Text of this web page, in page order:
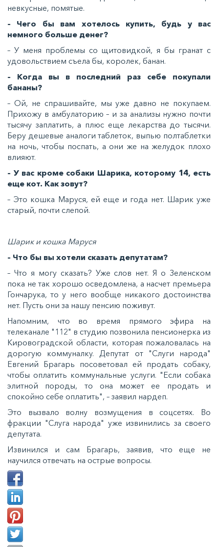
невкусные, помятые.
– Чего бы вам хотелось купить, будь у вас
немного больше денег?
– У меня проблемы со щитовидкой, я бы гранат с
удовольствием съела бы, королек, банан.
– Когда вы в последний раз себе покупали
бананы?
– Ой, не спрашивайте, мы уже давно не покупаем.
Прихожу в амбулаторию – и за анализы нужно почти
тысячу заплатить, а плюс еще лекарства до тысячи.
Беру дешевые аналоги таблеток, выпью полтаблетки
на ночь, чтобы поспать, а они же на желудок плохо
влияют.
– У вас кроме собаки Шарика, которому 14, есть
еще кот. Как зовут?
– Это кошка Маруся, ей еще и года нет. Шарик уже
старый, почти слепой.
Шарик и кошка Маруся
– Что бы вы хотели сказать депутатам?
– Что я могу сказать? Уже слов нет. Я о Зеленском
пока не так хорошо осведомлена, а насчет премьера
Гончарука, то у него вообще никакого достоинства
нет. Пусть они за нашу пенсию поживут.
Напомним, что во время прямого эфира на
телеканале "112" в студию позвонила пенсионерка из
Кировоградской области, которая пожаловалась на
дорогую коммуналку. Депутат от "Слуги народа"
Евгений Брагарь посоветовал ей продать собаку,
чтобы оплатить коммунальные услуги. "Если собака
элитной породы, то она может ее продать и
спокойно себе оплатить", – заявил нардеп.
Это вызвало волну возмущения в соцсетях. Во
фракции "Слуга народа" уже извинились за своего
депутата.
Извинился и сам Брагарь, заявив, что еще не
научился отвечать на острые вопросы.